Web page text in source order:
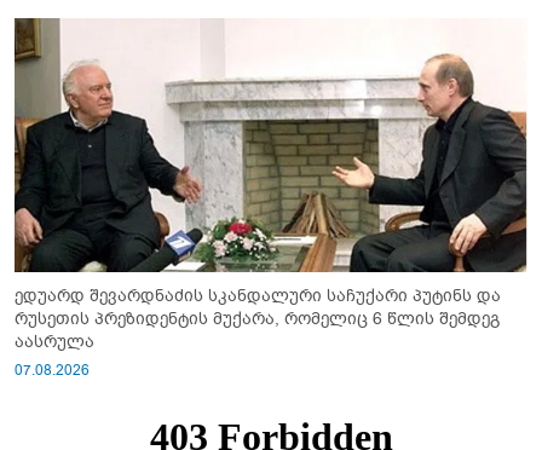
ედუარდ შევარდნაძის სკანდალური საჩუქარი პუტინს და
რუსეთის პრეზიდენტის მუქარა, რომელიც 6 წლის შემდეგ
აასრულა
07.08.2026